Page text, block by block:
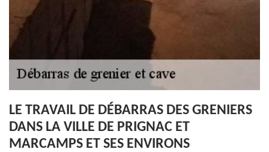
LE TRAVAIL DE DÉBARRAS DES GRENIERS
DANS LA VILLE DE PRIGNAC ET
MARCAMPS ET SES ENVIRONS